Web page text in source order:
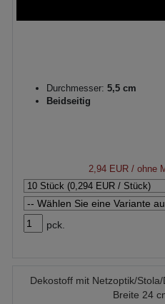
Durchmesser: 5,5 cm
Beidseitig
2,94 EUR/ ohne
pck.
Dekostoff mit Netzoptik/
Breite 24